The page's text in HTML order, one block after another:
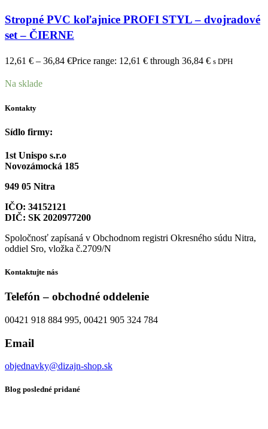
Stropné PVC koľajnice PROFI STYL – dvojradové
set – ČIERNE
12,61 € – 36,84 €Price range: 12,61 € through 36,84 € s DPH
Na sklade
Kontakty
Sídlo firmy:
1st Unispo s.r.o
Novozámocká 185
949 05 Nitra
IČO: 34152121
DIČ: SK 2020977200
Spoločnosť zapísaná v Obchodnom registri Okresného súdu Nitra,
oddiel Sro, vložka č.2709/N
Kontaktujte nás
Telefón – obchodné oddelenie
00421 918 884 995, 00421 905 324 784
Email
objednavky@dizajn-shop.sk
Blog posledné pridané